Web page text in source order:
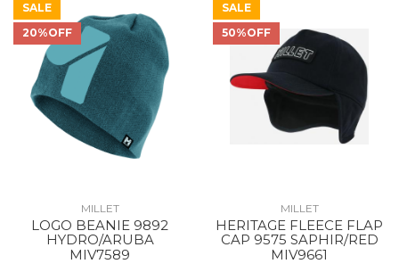
SALE
20%OFF
MILLET
LOGO BEANIE 9892
HYDRO/ARUBA
MIV7589
SALE
50%OFF
MILLET
HERITAGE FLEECE FLAP
CAP 9575 SAPHIR/RED
MIV9661